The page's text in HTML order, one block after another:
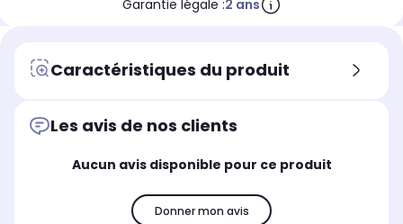
Garantie légale :2 ans
Caractéristiques du produit
Les avis de nos clients
Aucun avis disponible pour ce produit
Donner mon avis